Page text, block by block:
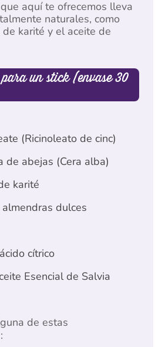
aquí te ofrecemos lleva
naturales, como
karité y el aceite de
un stick (envase 30
(Ricinoleato de cinc)
de abejas (Cera alba)
karité
dulces
cítrico
Esencial de Salvia
de estas